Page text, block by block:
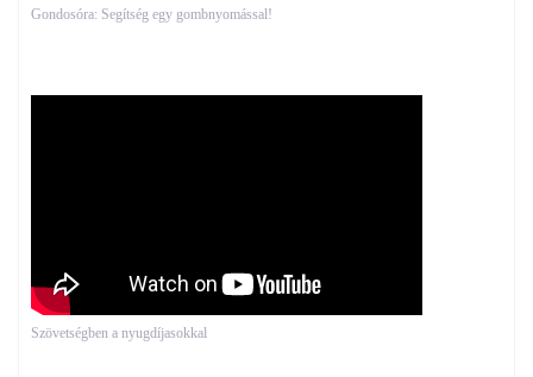
Gondosóra: Segítség egy gombnyomással!
Szövetségben a nyugdíjasokkal